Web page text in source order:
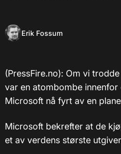
Erik Fossum
(PressFire.no): Om vi
var en atombombe
Microsoft nå fyrt av en
Microsoft bekrefter at de
et av verdens største